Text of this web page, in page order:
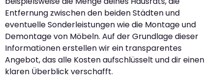
Entfernung zwischen den beiden Städten und
eventuelle Sonderleistungen wie die Montage und
Demontage von Möbeln. Auf der Grundlage dieser
Informationen erstellen wir ein transparentes
Angebot, das alle Kosten aufschlüsselt und dir einen
klaren Überblick verschafft.